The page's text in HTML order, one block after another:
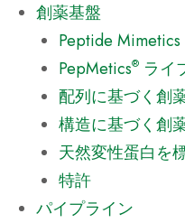
創薬基盤
Peptide Mimetics
PepMetics® ライ
配列に基づく創
構造に基づく創
天然変性蛋白を
特許
パイプライン